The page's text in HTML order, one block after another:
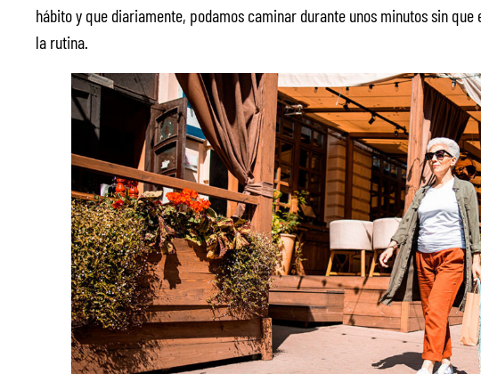
hábito y que diariamente, podamos caminar durante unos minutos sin
la rutina.